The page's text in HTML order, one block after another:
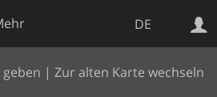
DE
geben | Zur alten Karte wechseln
Websuche